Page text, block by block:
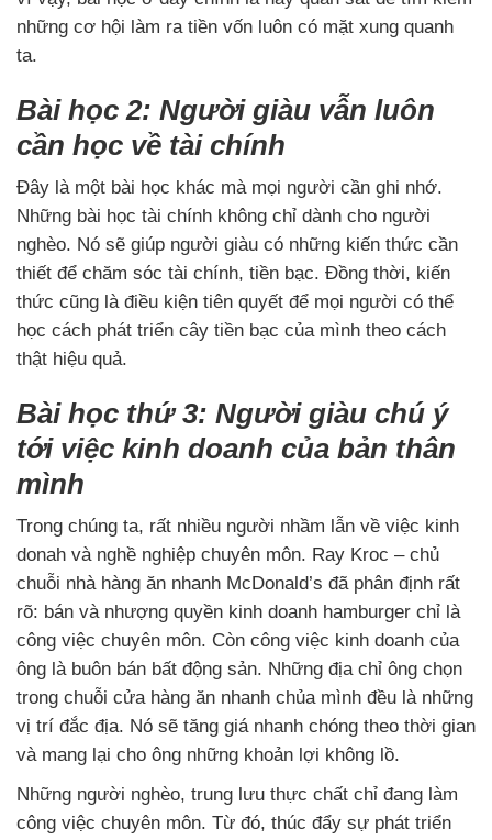
những cơ hội làm ra tiền vốn luôn có mặt xung quanh
ta.
Bài học 2: Người giàu vẫn luôn
cần học về tài chính
Đây là một bài học khác mà mọi người cần ghi nhớ.
Những bài học tài chính không chỉ dành cho người
nghèo. Nó sẽ giúp người giàu có những kiến thức cần
thiết để chăm sóc tài chính, tiền bạc. Đồng thời, kiến
thức cũng là điều kiện tiên quyết để mọi người có thể
học cách phát triển cây tiền bạc của mình theo cách
thật hiệu quả.
Bài học thứ 3: Người giàu chú ý
tới việc kinh doanh của bản thân
mình
Trong chúng ta, rất nhiều người nhầm lẫn về việc kinh
donah và nghề nghiệp chuyên môn. Ray Kroc – chủ
chuỗi nhà hàng ăn nhanh McDonald’s đã phân định rất
rõ: bán và nhượng quyền kinh doanh hamburger chỉ là
công việc chuyên môn. Còn công việc kinh doanh của
ông là buôn bán bất động sản. Những địa chỉ ông chọn
trong chuỗi cửa hàng ăn nhanh chủa mình đều là những
vị trí đắc địa. Nó sẽ tăng giá nhanh chóng theo thời gian
và mang lại cho ông những khoản lợi không lồ.
Những người nghèo, trung lưu thực chất chỉ đang làm
công việc chuyên môn. Từ đó, thúc đẩy sự phát triển